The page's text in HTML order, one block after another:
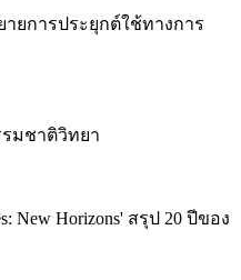
การประยุกต์ใช้ทางการ
มชาติวิทยา
New Horizons' สรุป 20 ปีของ